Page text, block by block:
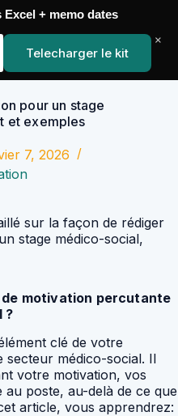
pour un stage
et exemples
7, 2026
sur la façon de rédiger
stage médico-social,
motivation percutante
?
clé de votre
secteur médico-social. Il
votre motivation, vos
poste, au-delà de ce que
article, vous apprendrez:
Excel + memo dates
Telecharger le kit
×